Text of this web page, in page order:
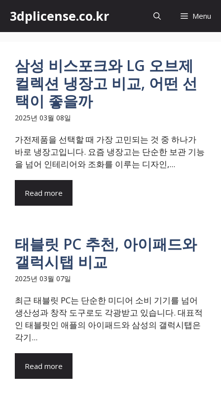
츠
3dplicense.co.kr Menu
삼성 비스포크와 LG 오브제
컬렉션 냉장고 비교, 어떤 선
택이 좋을까
2025년 03월 08일
가전제품을 선택할 때 가장 고민되는 것 중 하나가
바로 냉장고입니다. 요즘 냉장고는 단순한 보관 기능
을 넘어 인테리어와 조화를 이루는 디자인,...
Read more
태블릿 PC 추천, 아이패드와
갤럭시탭 비교
2025년 03월 07일
최근 태블릿 PC는 단순한 미디어 소비 기기를 넘어
생산성과 창작 도구로도 각광받고 있습니다. 대표적
인 태블릿인 애플의 아이패드와 삼성의 갤럭시탭은
각기...
Read more